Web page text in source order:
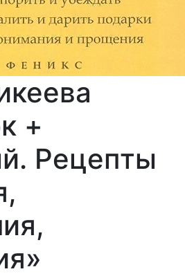
+
Рецепты